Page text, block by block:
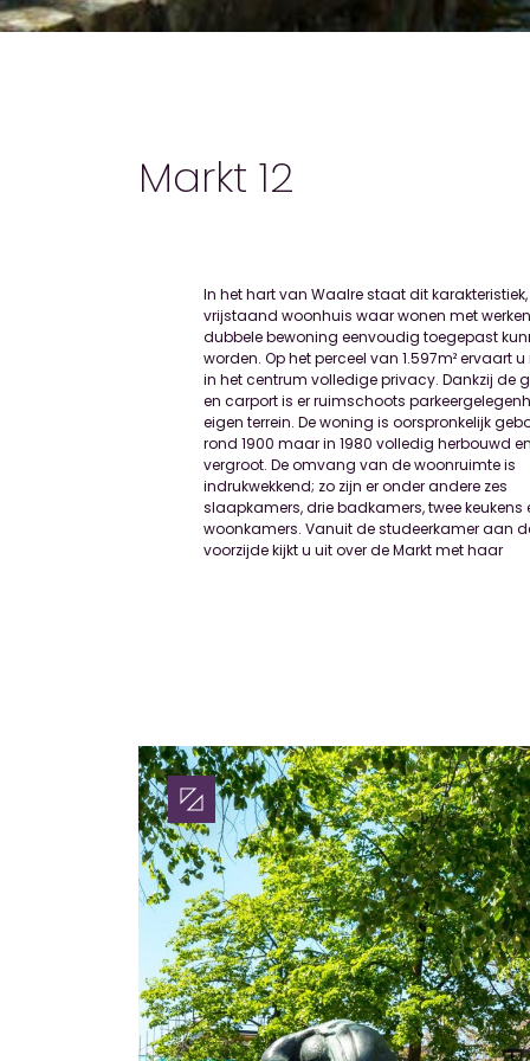
Markt 12
In het hart van Waalre staat dit
vrijstaand woonhuis waar wonen met
dubbele bewoning eenvoudig toegepast
worden. Op het perceel van 1.597m² ervaart
in het centrum volledige privacy. Dankzij de
en carport is er ruimschoots
eigen terrein. De woning is oorspronkelijk
rond 1900 maar in 1980 volledig herbouwd
vergroot. De omvang van de woonruimte is
indrukwekkend; zo zijn er onder andere zes
slaapkamers, drie badkamers, twee keukens
woonkamers. Vanuit de studeerkamer aan
voorzijde kijkt u uit over de Markt met haar
kenmerkende kiosk en het fraaie
woonkamers en tuinkamer zijn georiënteerd
zonovergoten achtertuin en laten u haast
dat u in het hart van Waalre woont. Alle
voorzieningen voor jong en oud liggen
handbereik, waaronder goede
sportfaciliteiten. Waalre wordt omringd
prachtige natuur en heeft een gunstige
opzichte van de A2, A50 en de A67. Het centrum van
Eindhoven, ASML, de High Tech Campus, Flight Forum
en diverse ziekenhuizen zijn met de auto,
openbaar vervoer uitstekend en snel